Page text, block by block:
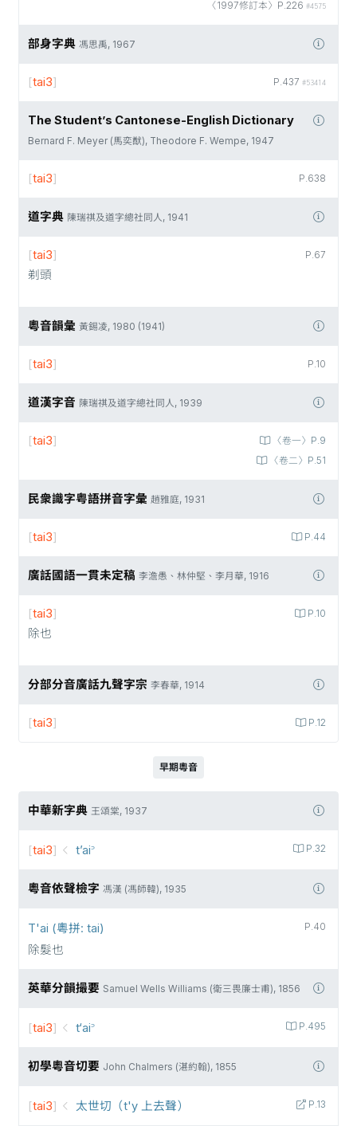
〈1997修訂本〉P.226 #4575
部身字典 馮思禹, 1967
P.437 #53414
[tai3]
The Student’s Cantonese-English Dictionary
Bernard F. Meyer (馬奕猷), Theodore F. Wempe, 1947
P.638
[tai3]
道字典 陳瑞祺及道字總社同人, 1941
P.67
[tai3]
剃頭
粵音韻彙 黃錫凌, 1980 (1941)
P.10
[tai3]
道漢字音 陳瑞祺及道字總社同人, 1939
〈卷一〉P.9
〈卷二〉P.51
[tai3]
民衆識字粤語拼音字彙 趙雅庭, 1931
P.44
[tai3]
廣話國語一貫未定稿 李澹愚、林仲堅、李月華, 1916
P.10
[tai3]
除也
分部分音廣話九聲字宗 李春華, 1914
P.12
[tai3]
早期粵音
中華新字典 王頌棠, 1937
P.32
[tai3] t’ai꜄
粵音依聲檢字 馮漢 (馮師韓), 1935
P.40
T'ai (粵拼: tai)
除髮也
英華分韻撮要 Samuel Wells Williams (衛三畏廉士甫), 1856
P.495
[tai3] t‘ai꜄
初學粵音切要 John Chalmers (湛約翰), 1855
P.13
[tai3] 太世切（t'y 上去聲）